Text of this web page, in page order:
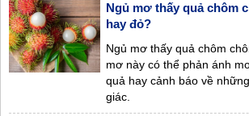
Ngủ mơ thấy quả chôm
hay đỏ?
Ngủ mơ thấy quả chôm
mơ này có thể phản ánh
quả hay cảnh báo về
giác.